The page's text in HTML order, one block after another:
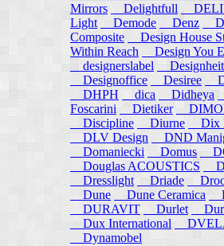
Mirrors
Delightfull
Light
Demode Denz
Composite
Design House
Within Reach
Design You
designerslabel
Designoffice
Desiree
DHPH
dica Didheya
Foscarini
Dietiker
Discipline
Diurne Dix
DLV Design
DND
Domaniecki
Domus
Douglas ACOUSTICS
Dresslight Driade
Dune
Dune Ceramica
DURAVIT
Durlet
Dux International
Dynamobel